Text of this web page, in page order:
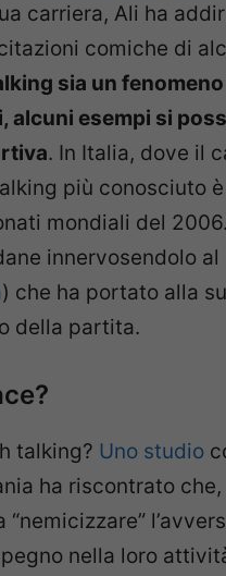
carriera, Ali ha
comiche di
sia un
esempi si
. In Italia, dove il
più conosciuto
mondiali del
innervosendolo
) che ha portato alla
della partita.
talking? Uno studio
ha riscontrato
nella loro